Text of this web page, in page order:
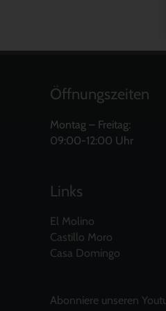
Öffnungszeiten
Montag – Freitag:
09:00-12:00 Uhr
Links
El Molino
Castillo Moro
Casa Domingo
Abonniere unseren